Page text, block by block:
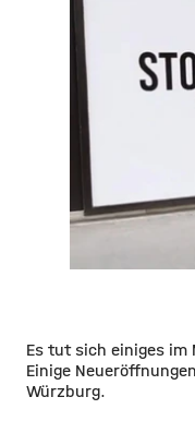
Es tut sich einiges im
Einige
Würzburg.